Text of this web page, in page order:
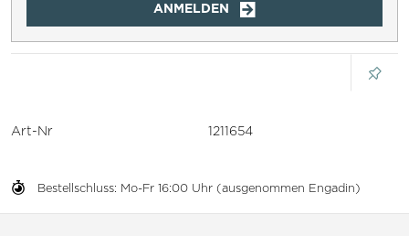
ANMELDEN
Bestellschluss: Mo-Fr 16:00 Uhr (ausgenommen Engadin)
Art-Nr 1211654